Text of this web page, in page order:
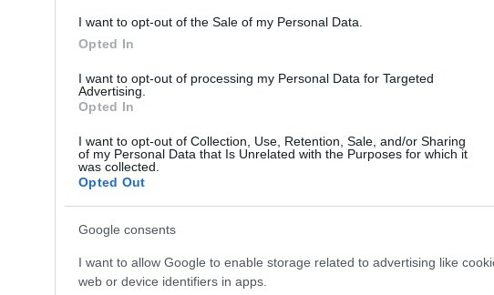
I want to opt-out of the Sale of my Personal Data.
Opted In
I want to opt-out of processing my Personal Data for Targeted
Advertising.
Opted In
I want to opt-out of Collection, Use, Retention, Sale, and/or Sharing
of my Personal Data that Is Unrelated with the Purposes for which it
was collected.
Opted Out
Google consents
I want to allow Google to enable storage related to advertising like
web or device identifiers in apps.